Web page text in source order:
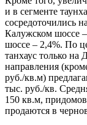
и в сегменте
сосредоточились
Калужском шоссе
шоссе – 2,4%. По
танхаус только
направления
руб./кв.м)
тыс. руб./кв.
150 кв.м,
продаются в